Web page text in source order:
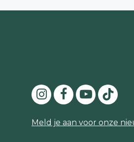
Meld je aan voor onze